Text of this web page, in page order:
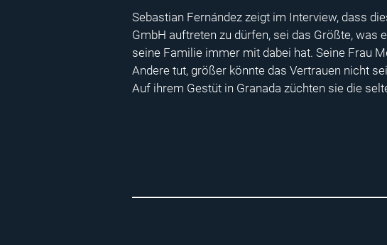
Sebastian Fernández zeigt im Interview, dass
GmbH auftreten zu dürfen, sei das Größte, was
seine Familie immer mit dabei hat. Seine Frau
Andere tut, größer könnte das Vertrauen nicht
Auf ihrem Gestüt in Granada züchten sie die